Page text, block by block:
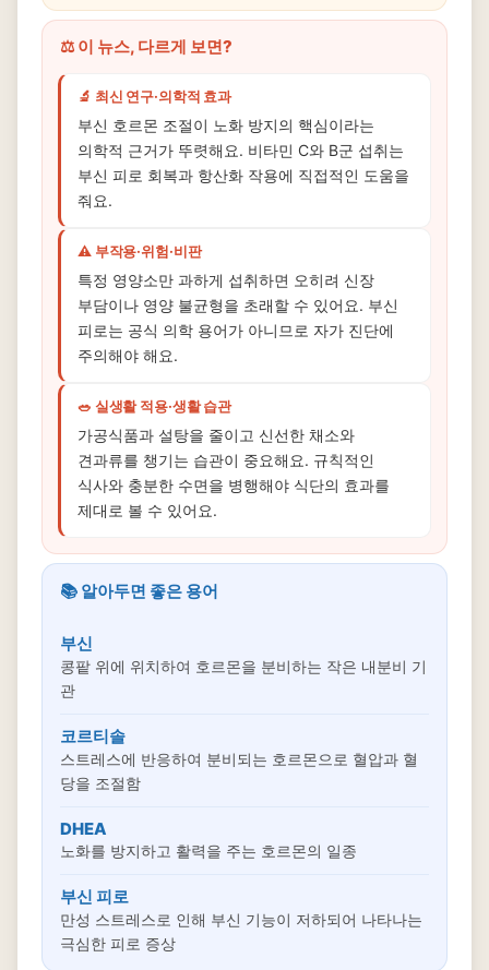
⚖️ 이 뉴스, 다르게 보면?
🔬 최신 연구·의학적 효과
부신 호르몬 조절이 노화 방지의 핵심이라는
의학적 근거가 뚜렷해요. 비타민 C와 B군 섭취는
부신 피로 회복과 항산화 작용에 직접적인 도움을
줘요.
⚠️ 부작용·위험·비판
특정 영양소만 과하게 섭취하면 오히려 신장
부담이나 영양 불균형을 초래할 수 있어요. 부신
피로는 공식 의학 용어가 아니므로 자가 진단에
주의해야 해요.
🥗 실생활 적용·생활 습관
가공식품과 설탕을 줄이고 신선한 채소와
견과류를 챙기는 습관이 중요해요. 규칙적인
식사와 충분한 수면을 병행해야 식단의 효과를
제대로 볼 수 있어요.
📚 알아두면 좋은 용어
부신
콩팥 위에 위치하여 호르몬을 분비하는 작은 내분비 기
관
코르티솔
스트레스에 반응하여 분비되는 호르몬으로 혈압과 혈
당을 조절함
DHEA
노화를 방지하고 활력을 주는 호르몬의 일종
부신 피로
만성 스트레스로 인해 부신 기능이 저하되어 나타나는
극심한 피로 증상